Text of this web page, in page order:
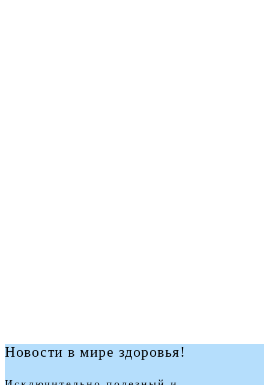
Новости в мире здоровья!